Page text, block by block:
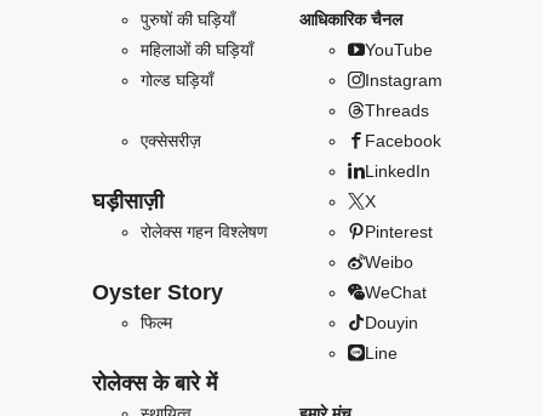
पुरुषों की घड़ियाँ
महिलाओं की घड़ियाँ
गोल्ड घड़ियाँ
एक्सेसरीज़
घड़ीसाज़ी
रोलेक्स गहन विश्लेषण
Oyster Story
फिल्म
रोलेक्स के बारे में
आधिकारिक चैनल
YouTube
Instagram
Threads
Facebook
LinkedIn
X
Pinterest
Weibo
WeChat
Douyin
Line